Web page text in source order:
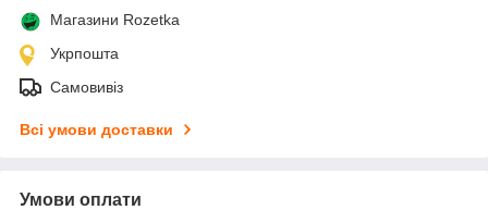
Магазини Rozetka
Укрпошта
Самовивіз
Всі умови доставки
Умови оплати